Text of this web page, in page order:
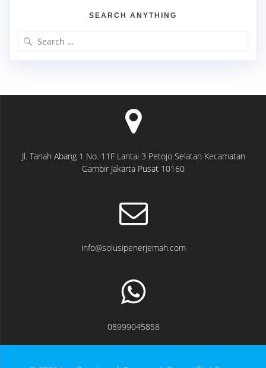
SEARCH ANYTHING
Jl. Tanah Abang 1 No. 11F Lantai 3 Petojo Selatan Kecamatan
Gambir Jakarta Pusat 10160
info@solusipenerjemah.com
08999045858